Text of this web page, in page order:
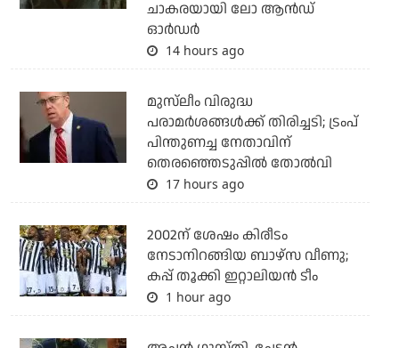
ചാകരയായി ലോ ആന്‍ഡ്
ഓര്‍ഡര്‍
14 hours ago
മുസ്‌ലീം വിരുദ്ധ
പരാമര്‍ശങ്ങള്‍ക്ക് തിരിച്ചടി; ട്രംപ്
പിന്തുണച്ച നേതാവിന്
തെരഞ്ഞെടുപ്പില്‍ തോല്‍വി
17 hours ago
2002ന് ശേഷം കിരീടം
നേടാനിറങ്ങിയ ബാഴ്സ വീണു;
കപ്പ് തൂക്കി ഇറ്റാലിയൻ ടീം
1 hour ago